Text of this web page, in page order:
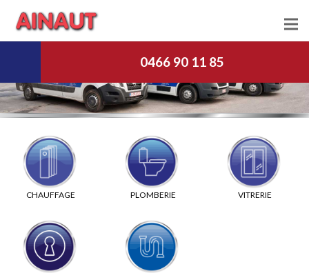
Chauffage
Plomberie
Serrurerie
Débouchage
Nous Contacter
Jobs
0466 90 11 85
CHAUFFAGE PLOMBERIE VITRERIE